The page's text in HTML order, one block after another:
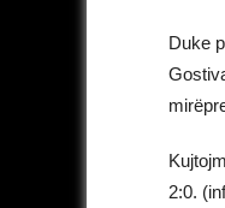
Duke
2:0.